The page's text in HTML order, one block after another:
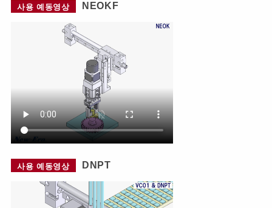
사용 예동영상 NEOKF
사용 예동영상 DNPT